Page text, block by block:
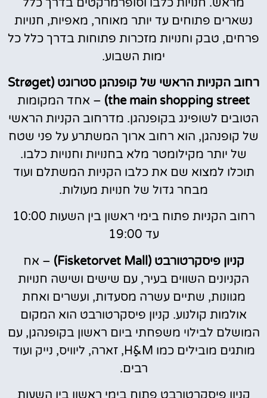
נשארים פתוחים עד יותר מאוחר, מאפיות, חנויות
פרחים, טבק וחנויות מזכרות פתוחות בדרך כלל כל
ימות השבוע.
רחוב הקניות הראשי של קופנהגן סטרוגט (Strøget
the main shopping street) – אחד המקומות
הטובים לשופינג בקופנהגן. מדרחוב הקניות הראשי
של קופנהגן, הוא רחוב ארוך המשתרע על פני שטח
של יותר מקילומטר מלא בחנויות וחנויות כלבו.
תוכלו למצוא שם את כלבו הקניות המשתלם ועוד
מבחר גדול של חנויות מעולות.
רחוב הקניות פתוח בימי ראשון בין השעות 10:00
עד 19:00
קניון פיסקרטורבט (Fisketorvet Mall)
– אח
הקניונים השווים בעיר, עם שישים ושישה חנויות
מגוונות, שתיים עשרה מסעדות, ועשרים ואחת
אולמות קולנוע. קניון פיסקרטורבט הוא המקום
המושלם לבילוי משפחתי ביום ראשון בקופנהגן, עם
מותגים מובילים כמו Hַַַ&M, זארה, ליוויס, נייק ועוד
רבים.